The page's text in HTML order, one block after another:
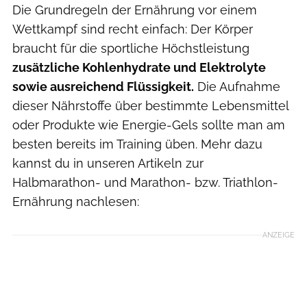
Die Grundregeln der Ernährung vor einem
Wettkampf sind recht einfach: Der Körper
braucht für die sportliche Höchstleistung
zusätzliche Kohlenhydrate und Elektrolyte
sowie ausreichend Flüssigkeit. Die Aufnahme
dieser Nährstoffe über bestimmte Lebensmittel
oder Produkte wie Energie-Gels sollte man am
besten bereits im Training üben. Mehr dazu
kannst du in unseren Artikeln zur
Halbmarathon- und Marathon- bzw. Triathlon-
Ernährung nachlesen:
ANZEIGE